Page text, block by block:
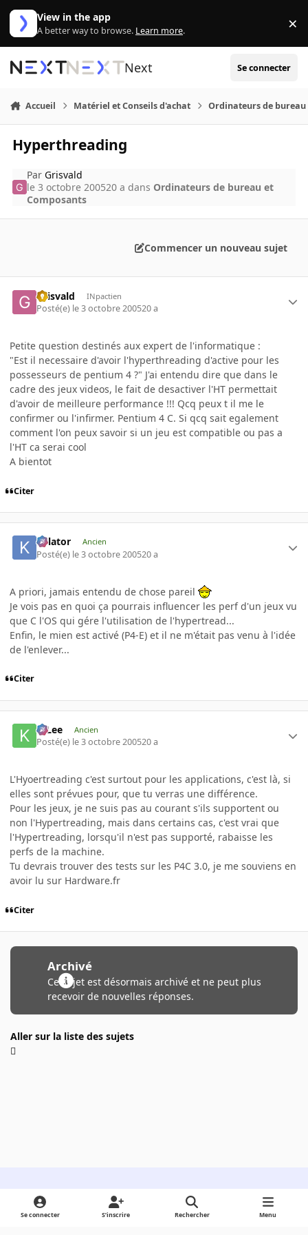
Aller au contenu
View in the app
A better way to browse. Learn more. ×
Next Se connecter
Accueil Matériel et Conseils d'achat Ordinateurs de bureau
Hyperthreading
Par Grisvald
le 3 octobre 200520 a dans Ordinateurs de bureau et
Composants
Commencer un nouveau sujet
Grisvald INpactien
Posté(e) le 3 octobre 200520 a
Petite question destinés aux expert de l'informatique :
"Est il necessaire d'avoir l'hyperthreading d'active pour les
possesseurs de pentium 4 ?" J'ai entendu dire que dans le
cadre des jeux videos, le fait de desactiver l'HT permettait
d'avoir de meilleure performance !!! Qcq peux t il me le
confirmer ou l'infirmer. Pentium 4 C. Si qcq sait egalement
comment l'on peux savoir si un jeu est compatible ou pas a
l'HT ca serai cool
A bientot
Citer
Killator Ancien
Posté(e) le 3 octobre 200520 a
A priori, jamais entendu de chose pareil
Je vois pas en quoi ça pourrais influencer les perf d'un jeux vu
que C l'OS qui gére l'utilisation de l'hypertread...
Enfin, le mien est activé (P4-E) et il ne m'était pas venu à l'idée
de l'enlever...
Citer
K-Lee Ancien
Posté(e) le 3 octobre 200520 a
L'Hyoertreading c'est surtout pour les applications, c'est là, si
elles sont prévues pour, que tu verras une différence.
Pour les jeux, je ne suis pas au courant s'ils supportent ou
non l'Hypertreading, mais dans certains cas, c'est vrai que
l'Hypertreading, lorsqu'il n'est pas supporté, rabaisse les
perfs de la machine.
Tu devrais trouver des tests sur les P4C 3.0, je me souviens en
avoir lu sur Hardware.fr
Citer
Archivé
Ce sujet est désormais archivé et ne peut plus
recevoir de nouvelles réponses.
Aller sur la liste des sujets
Light ModeDark ModeSystem Preference
Se connecter S’inscrire Rechercher Menu